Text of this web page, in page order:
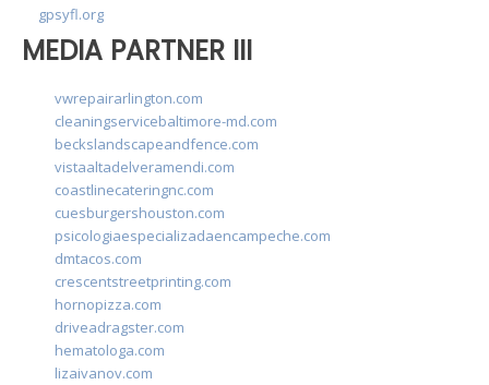
gpsyfl.org
MEDIA PARTNER III
vwrepairarlington.com
cleaningservicebaltimore-md.com
beckslandscapeandfence.com
vistaaltadelveramendi.com
coastlinecateringnc.com
cuesburgershouston.com
psicologiaespecializadaencampeche.com
dmtacos.com
crescentstreetprinting.com
hornopizza.com
driveadragster.com
hematologa.com
lizaivanov.com